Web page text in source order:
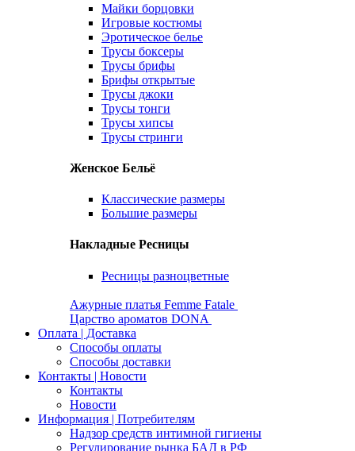
Майки борцовки
Игровые костюмы
Эротическое белье
Трусы боксеры
Трусы брифы
Брифы открытые
Трусы джоки
Трусы тонги
Трусы хипсы
Трусы стринги
Женское Бельё
Классические размеры
Большие размеры
Накладные Ресницы
Ресницы разноцветные
Ажурные платья Femme Fatale
Царство ароматов DONA
Оплата | Доставка
Способы оплаты
Способы доставки
Контакты | Новости
Контакты
Новости
Информация | Потребителям
Надзор средств интимной гигиены
Регулирование рынка БАД в РФ